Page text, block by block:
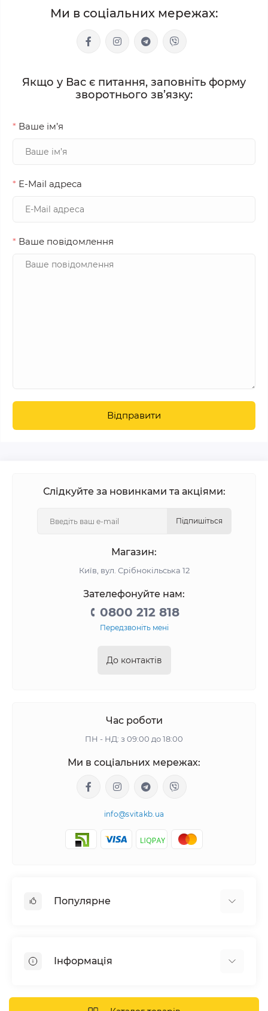
Ми в соціальних мережах:
Якщо у Вас є питання, заповніть форму
зворотнього зв’язку:
* Ваше ім’я
* E-Mail адреса
* Ваше повідомлення
Відправити
Слідкуйте за новинками та акціями:
Підпишіться
Магазин:
Київ, вул. Срібнокільська 12
Зателефонуйте нам:
0800 212 818
Передзвоніть мені
До контактів
Час роботи
ПН - НД: з 09:00 до 18:00
Ми в соціальних мережах:
info@svitakb.ua
Популярне
Системи зберігання енергії
Інвертори
Інформація